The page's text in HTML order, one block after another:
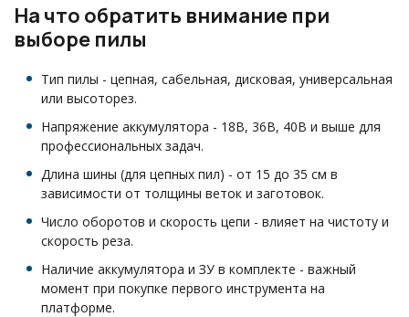
На что обратить внимание при
выборе пилы
Тип пилы - цепная, сабельная, дисковая, универсальная
или высоторез.
Напряжение аккумулятора - 18В, 36В, 40В и выше для
профессиональных задач.
Длина шины (для цепных пил) - от 15 до 35 см в
зависимости от толщины веток и заготовок.
Число оборотов и скорость цепи - влияет на чистоту и
скорость реза.
Наличие аккумулятора и ЗУ в комплекте - важный
момент при покупке первого инструмента на
платформе.